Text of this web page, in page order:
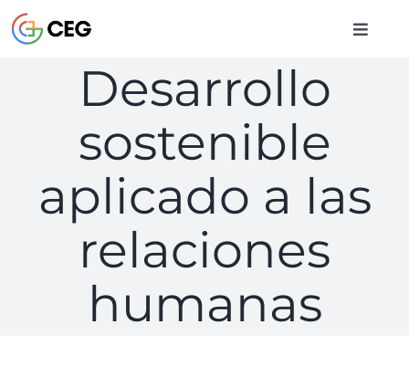
al
contenido
Toggle
CURSOS
BIBLIOTECA
CONTACTO
Desarrollo
sostenible
aplicado a las
relaciones
humanas